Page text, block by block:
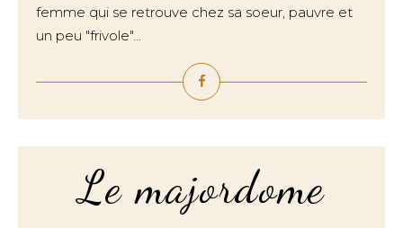
femme qui se retrouve chez sa soeur, pauvre et
un peu "frivole"...
Le majordome